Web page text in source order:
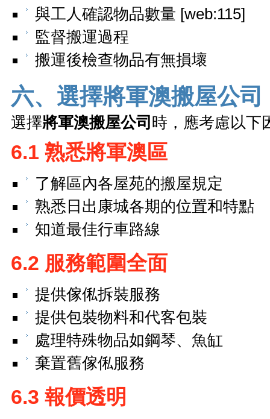
與工人確認物品數量 [web:115]
監督搬運過程
搬運後檢查物品有無損壞
六、選擇將軍澳搬屋公司
選擇將軍澳搬屋公司 時，應考慮以下
6.1 熟悉將軍澳區
了解區內各屋苑的搬屋規定
熟悉日出康城各期的位置和特點
知道最佳行車路線
6.2 服務範圍全面
提供傢俬拆裝服務
提供包裝物料和代客包裝
處理特殊物品如鋼琴、魚缸
棄置舊傢俬服務
6.3 報價透明